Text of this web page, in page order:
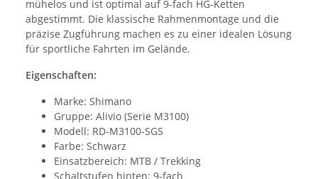
mühelos und ist optimal auf 9-fach HG-Ketten
abgestimmt. Die klassische Rahmenmontage und die
präzise Zugführung machen es zu einer idealen Lösung
für sportliche Fahrten im Gelände.
Eigenschaften:
Marke: Shimano
Gruppe: Alivio (Serie M3100)
Modell: RD-M3100-SGS
Farbe: Schwarz
Einsatzbereich: MTB / Trekking
Schaltstufen hinten: 9-fach